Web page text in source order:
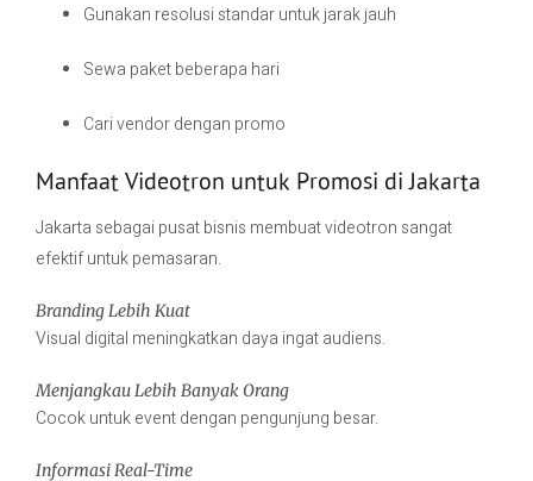
Gunakan resolusi standar untuk jarak jauh
Sewa paket beberapa hari
Cari vendor dengan promo
Manfaat Videotron untuk Promosi di Jakarta
Jakarta sebagai pusat bisnis membuat videotron sangat
efektif untuk pemasaran.
Branding Lebih Kuat
Visual digital meningkatkan daya ingat audiens.
Menjangkau Lebih Banyak Orang
Cocok untuk event dengan pengunjung besar.
Informasi Real-Time